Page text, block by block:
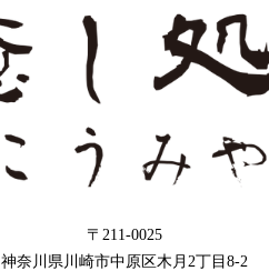
〒211-0025
神奈川県川崎市中原区木月2丁目8-2